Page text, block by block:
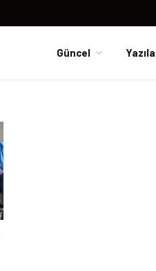
Güncel